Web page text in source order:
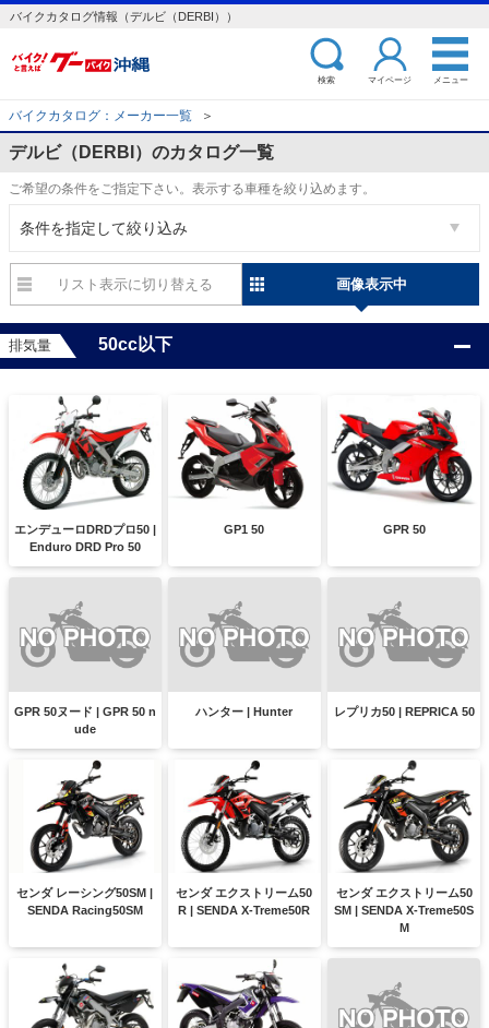
バイクカタログ情報（デルビ（DERBI））
検索 マイページ メニュー
バイクカタログ：メーカー一覧 ＞
デルビ（DERBI）のカタログ一覧
ご希望の条件をご指定下さい。表示する車種を絞り込めます。
条件を指定して絞り込み
リスト表示 画像表示
排気量 50cc以下
エンデューロDRDプロ50 |
Enduro DRD Pro 50
GP1 50 GPR 50
GPR 50ヌード | GPR 50 n
ude
ハンター | Hunter レプリカ50 | REPRICA 50
センダ レーシング50SM |
SENDA Racing50SM
センダ エクストリーム50
R | SENDA X-Treme50R
センダ エクストリーム50
SM | SENDA X-Treme50S
M